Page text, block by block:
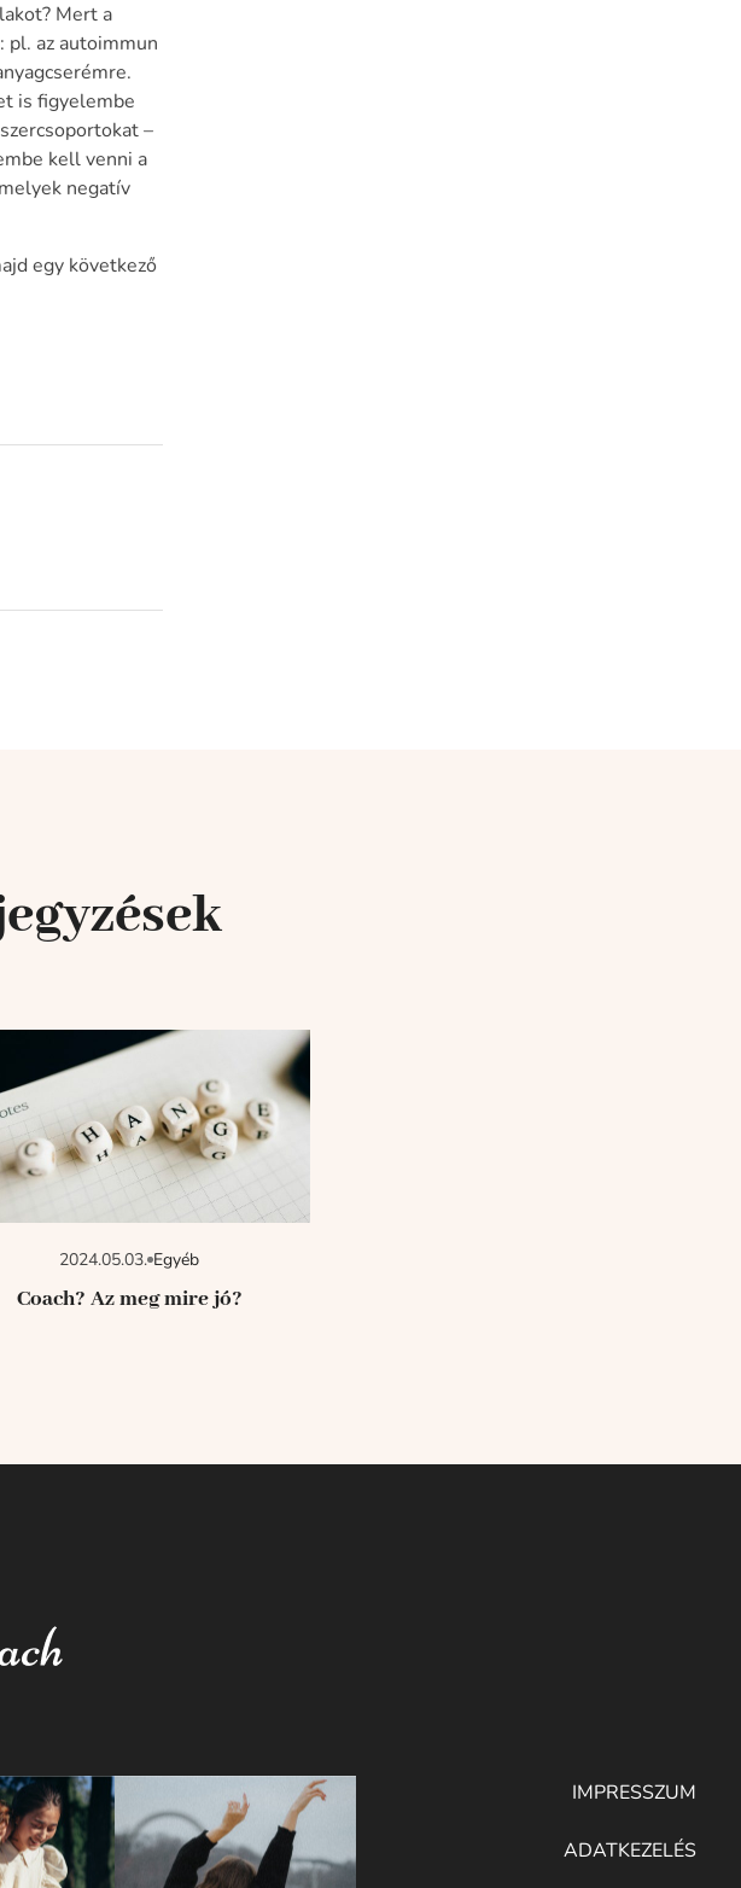
Mert a
az autoimmun
is figyelembe
–
kell venni a
negatív
egy következő
2024.05.03. Egyéb
Coach? Az meg mire jó?
IMPRESSZUM
ADATKEZELÉS